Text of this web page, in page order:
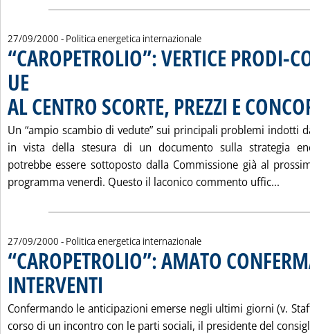
27/09/2000 - Politica energetica internazionale
“CAROPETROLIO”: VERTICE PRODI-
UE
AL CENTRO SCORTE, PREZZI E
Un “ampio scambio di vedute” sui principali problemi indotti
in vista della stesura di un documento sulla strategia
potrebbe essere sottoposto dalla Commissione già al
programma venerdì. Questo il laconico commento uffic...
27/09/2000 - Politica energetica internazionale
“CAROPETROLIO”: AMATO
INTERVENTI
Confermando le anticipazioni emerse negli ultimi giorni (v.
corso di un incontro con le parti sociali, il presidente del